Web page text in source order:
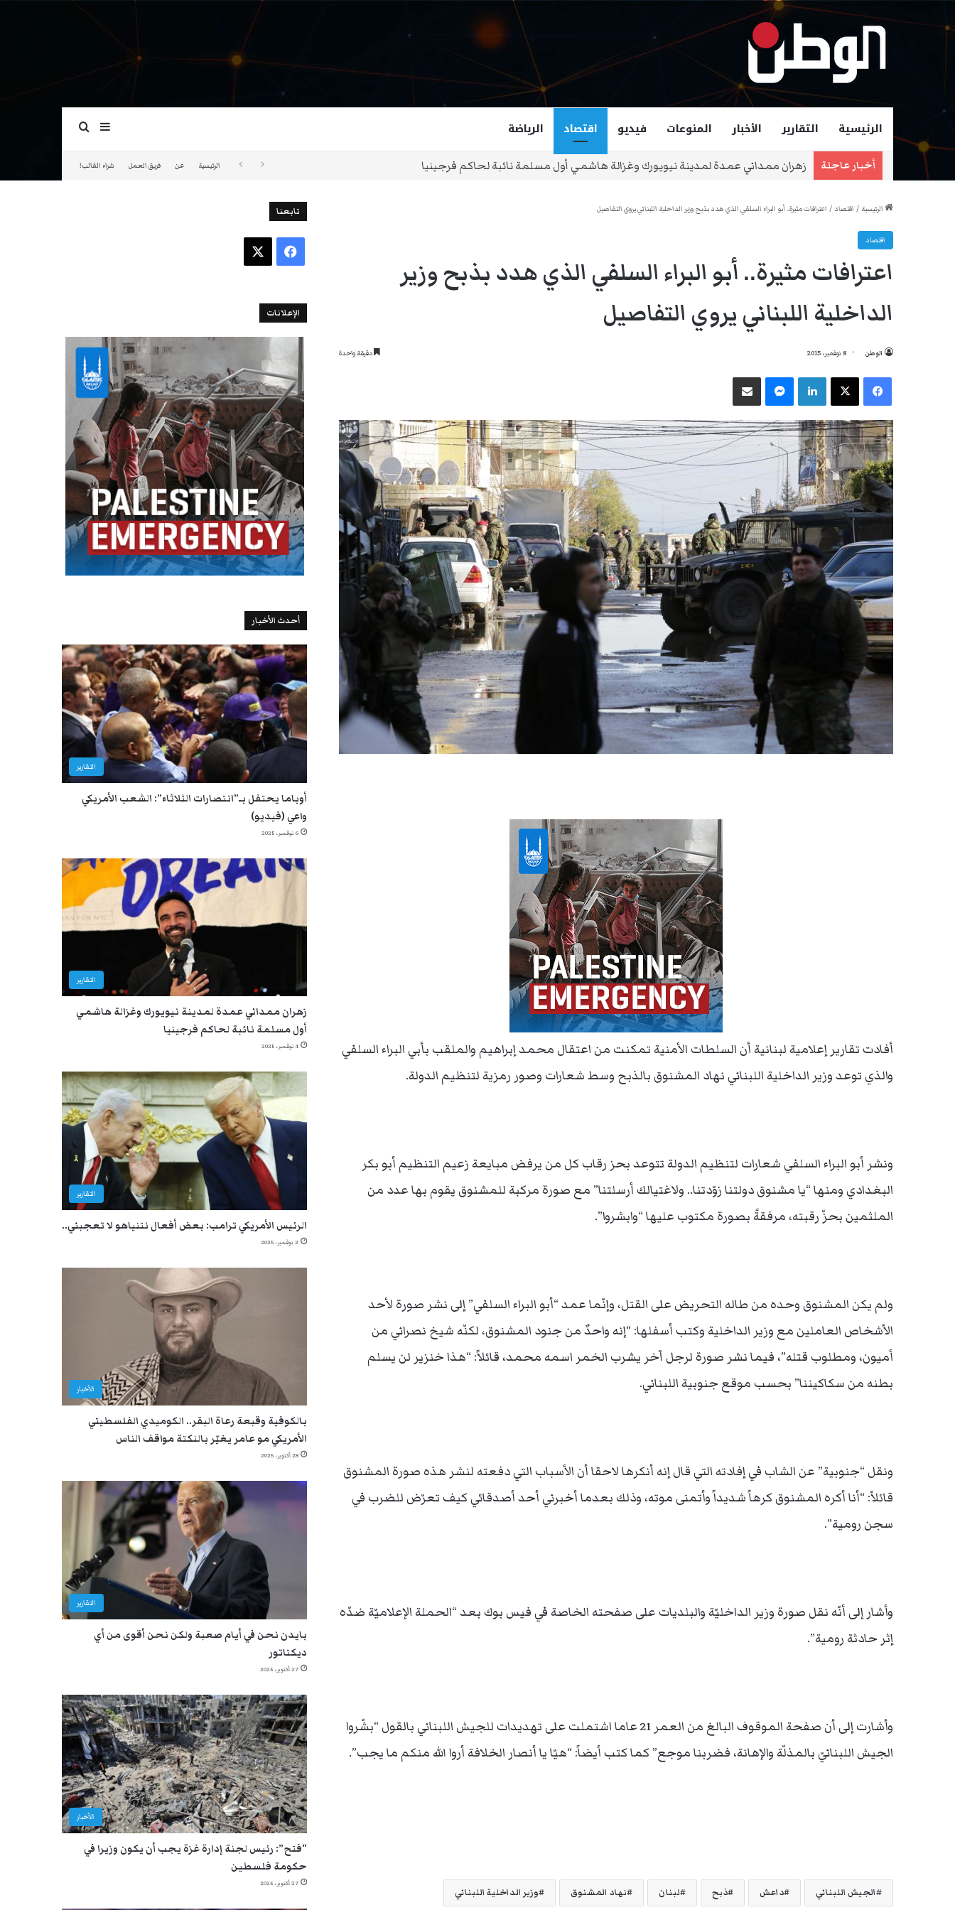
الرئيسية التقارير الأخبار المنوعات فيديو اقتصاد الرياضة إضافة عمود جانبي
بحث عن
أخبار عاجلة الرئيس الأمريكي ترامب: بعض أفعال نتنياهو لا تعجبني.. الرئيسية عن فريق العمل شراء القالب!
الرئيسية / اقتصاد/ اعترافات مثيرة.. أبو البراء السلفي الذي هدد بذبح وزير الداخلية اللبناني يروي التفاصيل
اقتصاد
اعترافات مثيرة.. أبو البراء السلفي الذي هدد بذبح وزير
الداخلية اللبناني يروي التفاصيل
الوطن 8 نوفمبر، 2015 دقيقة واحدة
فيسبوك ‫X لينكدإن ماسنجر مشاركة عبر البريد
أفادت تقارير إعلامية لبنانية أن السلطات الأمنية تمكنت من اعتقال محمد إبراهيم والملقب بأبي البراء السلفي
والذي توعد وزير الداخلية اللبناني نهاد المشنوق بالذبح وسط شعارات وصور رمزية لتنظيم الدولة.
ونشر أبو البراء السلفي شعارات لتنظيم الدولة تتوعد بحز رقاب كل من يرفض مبايعة زعيم التنظيم أبو بكر
البغدادي ومنها “يا مشنوق دولتنا زوّدتنا.. ولاغتيالك أرسلتنا” مع صورة مركبة للمشنوق يقوم بها عدد من
الملثمين بحزّ رقبته، مرفقةً بصورة مكتوب عليها “وابشروا”.
ولم يكن المشنوق وحده من طاله التحريض على القتل، وإنّما عمد “أبو البراء السلفي” إلى نشر صورة لأحد
الأشخاص العاملين مع وزير الداخلية وكتب أسفلها: “إنه واحدٌ من جنود المشنوق، لكنّه شيخ نصراني من
أميون، ومطلوب قتله”، فيما نشر صورة لرجل آخر يشرب الخمر اسمه محمد، قائلاً: “هذا خنزير لن يسلم
بطنه من سكاكيننا” بحسب موقع جنوبية اللبناني.
ونقل “جنوبية” عن الشاب في إفادته التي قال إنه أنكرها لاحقا أن الأسباب التي دفعته لنشر هذه صورة المشنوق
قائلاً: “أنا أكره المشنوق كرهاً شديداً وأتمنى موته، وذلك بعدما أخبرني أحد أصدقائي كيف تعرّض للضرب في
سجن رومية”.
وأشار إلى أنّه نقل صورة وزير الداخليّة والبلديات على صفحته الخاصة في فيس بوك بعد “الحملة الإعلاميّة ضدّه
إثر حادثة رومية”.
وأشارت إلى أن صفحة الموقوف البالغ من العمر 21 عاما اشتملت على تهديدات للجيش اللبناني بالقول “بشّروا
الجيش اللبنانيّ بالمذلّة والإهانة، فضربنا موجع” كما كتب أيضاً: “هيّا يا أنصار الخلافة أروا الله منكم ما يجب”.
الجيش اللبناني داعش ذبح لبنان نهاد المشنوق وزير الداخلية اللبناني
تابعنا
فيسبوك
الإعلانات
أحدث الأخبار
التقارير
أوباما يحتفل بـ”انتصارات الثلاثاء”: الشعب الأمريكي
واعي (فيديو)
6 نوفمبر، 2025
التقارير
زهران ممداني عمدة لمدينة نيويورك وغزالة هاشمي
أول مسلمة نائبة لحاكم فرجينيا
4 نوفمبر، 2025
التقارير
الرئيس الأمريكي ترامب: بعض أفعال نتنياهو لا تعجبني..
2 نوفمبر، 2025
الأخبار
بالكوفية وقبعة رعاة البقر.. الكوميدي الفلسطيني
الأمريكي مو عامر يغيّر بالنكتة مواقف الناس
28 أكتوبر، 2025
التقارير
بايدن نحن في أيام صعبة ولكن نحن أقوى من أي
ديكتاتور
27 أكتوبر، 2025
الأخبار
“فتح”: رئيس لجنة إدارة غزة يجب أن يكون وزيرا في
حكومة فلسطين
27 أكتوبر، 2025